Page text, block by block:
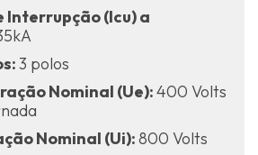
(Icu) a
3 polos
Nominal (Ue):400 Volts
Nominal (Ui):800 Volts